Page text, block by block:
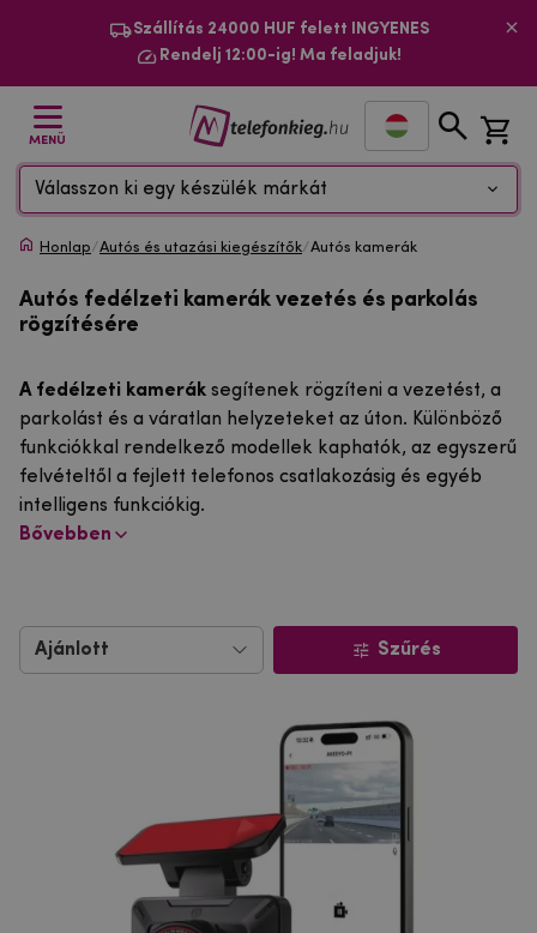
Szállítás 24000 HUF felett INGYENES
Rendelj 12:00-ig! Ma feladjuk!
MENÜ
Válasszon ki egy készülék márkát
Honlap/Autós és utazási kiegészítők/Autós kamerák
Autós fedélzeti kamerák vezetés és parkolás
rögzítésére
A fedélzeti kamerák segítenek rögzíteni a vezetést, a
parkolást és a váratlan helyzeteket az úton. Különböző
funkciókkal rendelkező modellek kaphatók, az egyszerű
felvételtől a fejlett telefonos csatlakozásig és egyéb
intelligens funkciókig.
Bővebben
Szűrés